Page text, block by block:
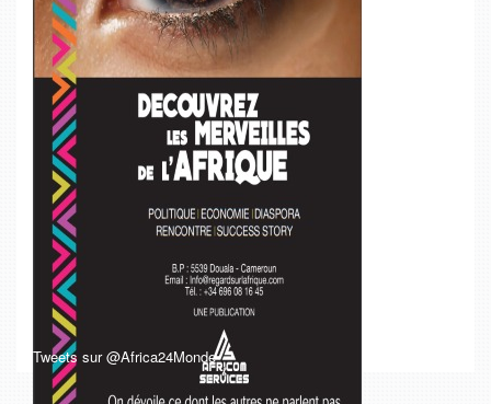
Tweets sur @Africa24Monde